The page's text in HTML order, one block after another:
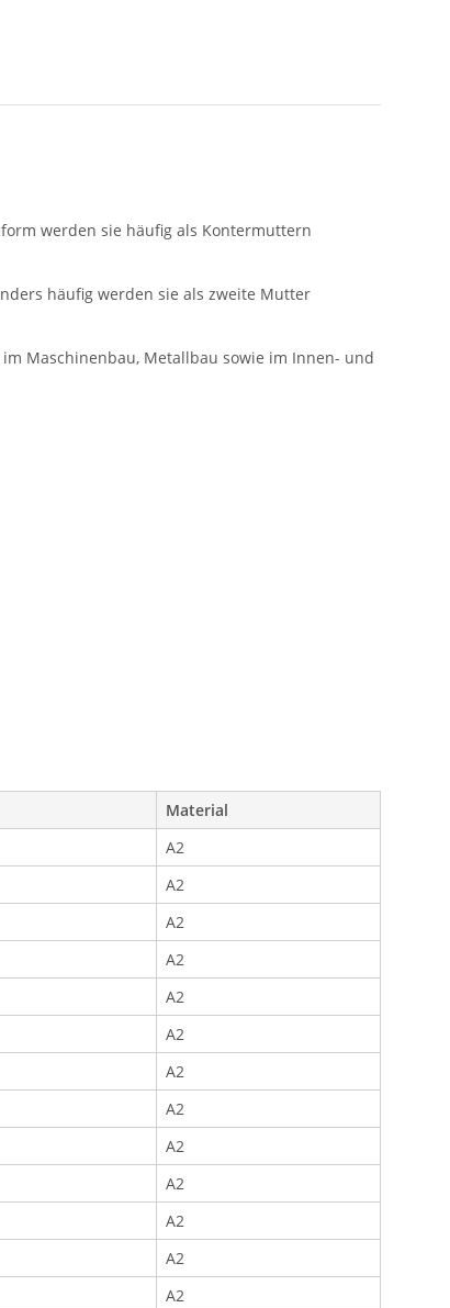
werden sie häufig als Kontermuttern
häufig werden sie als zweite Mutter
Maschinenbau, Metallbau sowie im Innen- und
Material
A2
A2
A2
A2
A2
A2
A2
A2
A2
A2
A2
A2
A2